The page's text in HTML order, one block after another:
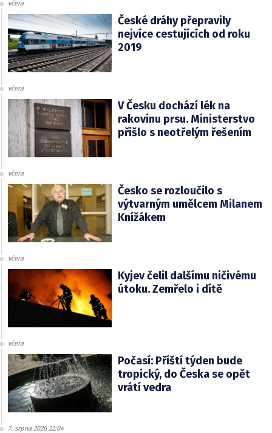
včera
České dráhy přepravily
nejvíce cestujících od roku
2019
včera
V Česku dochází lék na
rakovinu prsu. Ministerstvo
přišlo s neotřelým řešením
včera
Česko se rozloučilo s
výtvarným umělcem Milanem
Knížákem
včera
Kyjev čelil dalšímu ničivému
útoku. Zemřelo i dítě
včera
Počasí: Příští týden bude
tropický, do Česka se opět
vrátí vedra
7. srpna 2026 22:04